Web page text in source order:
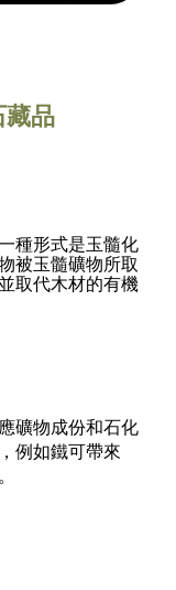
藏品
種形式是玉髓化
被玉髓礦物所取
取代木材的有機
礦物成份和石化
例如鐵可帶來